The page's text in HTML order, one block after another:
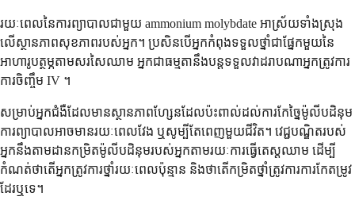
រយៈពេល​នៃ​ការ​ព្យាបាល​ជាមួយ ammonium molybdate អាស្រ័យ​ទាំងស្រុង​
លើ​ស្ថានភាព​សុខភាព​របស់​អ្នក។ ប្រសិនបើ​អ្នក​កំពុង​ទទួល​ថ្នាំ​ជា​ផ្នែក​មួយ​នៃ​
អាហារូបត្ថម្ភ​តាម​សរសៃឈាម អ្នក​ជា​ធម្មតា​នឹង​បន្ត​ទទួល​វា​ដរាបណា​អ្នក​ត្រូវការ​
ការ​ចិញ្ចឹម IV ។
សម្រាប់​អ្នកជំងឺ​ដែល​មាន​ស្ថានភាព​ហ្សែន​ដែល​ប៉ះពាល់​ដល់​ការ​កែច្នៃ​ម៉ូលីបដិនុម
ការ​ព្យាបាល​អាច​មាន​រយៈពេល​វែង ឬ​សូម្បីតែ​ពេញ​មួយ​ជីវិត។ វេជ្ជបណ្ឌិត​របស់​
អ្នក​នឹង​តាមដាន​កម្រិត​ម៉ូលីបដិនុម​របស់​អ្នក​តាមរយៈ​ការ​ធ្វើ​តេស្ត​ឈាម ដើម្បី​
កំណត់​ថា​តើ​អ្នក​ត្រូវការ​ថ្នាំ​រយៈពេល​ប៉ុន្មាន និង​ថាតើ​កម្រិត​ថ្នាំ​ត្រូវការ​ការ​កែតម្រូវ​
ដែរ​ឬ​ទេ។